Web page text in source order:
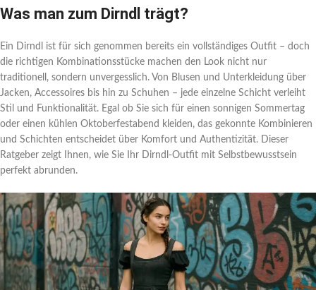
Was man zum Dirndl trägt?
Ein Dirndl ist für sich genommen bereits ein vollständiges Outfit – doch
die richtigen Kombinationsstücke machen den Look nicht nur
traditionell, sondern unvergesslich. Von Blusen und Unterkleidung über
Jacken, Accessoires bis hin zu Schuhen – jede einzelne Schicht verleiht
Stil und Funktionalität. Egal ob Sie sich für einen sonnigen Sommertag
oder einen kühlen Oktoberfestabend kleiden, das gekonnte Kombinieren
und Schichten entscheidet über Komfort und Authentizität. Dieser
Ratgeber zeigt Ihnen, wie Sie Ihr Dirndl-Outfit mit Selbstbewusstsein
perfekt abrunden.